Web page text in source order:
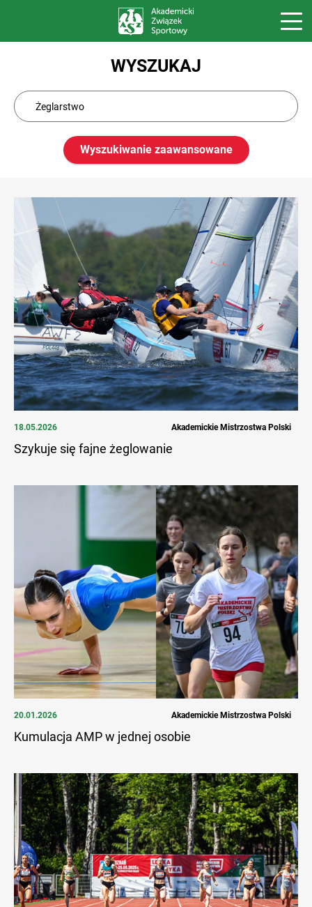
WYSZUKAJ
Wyszukiwanie zaawansowane
18.05.2026 Akademickie Mistrzostwa Polski
Szykuje się fajne żeglowanie
20.01.2026 Akademickie Mistrzostwa Polski
Kumulacja AMP w jednej osobie